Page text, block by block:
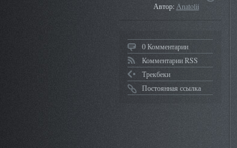
Автор:Anatolii
0 Комментарии
Комментарии RSS
Трекбеки
Постоянная ссылка